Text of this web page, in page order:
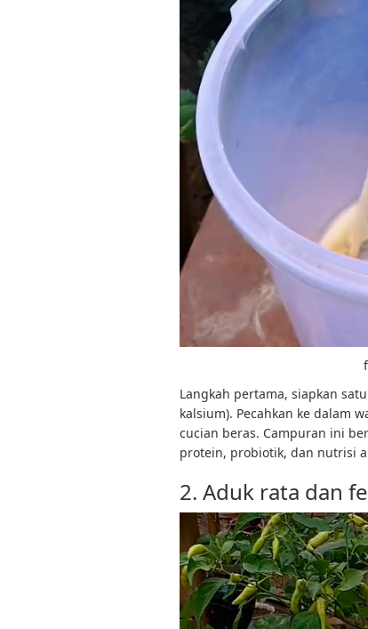
Langkah pertama, siapkan
kalsium). Pecahkan ke dalam
cucian beras. Campuran ini
protein, probiotik, dan nutrisi
2. Aduk rata dan